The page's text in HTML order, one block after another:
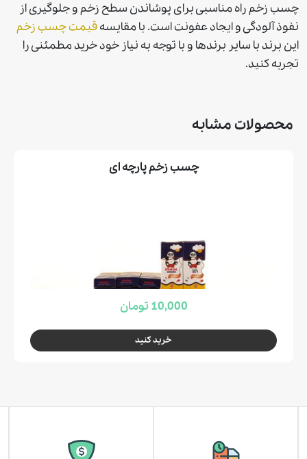
چسب زخم راه مناسبی برای پوشاندن سطح زخم و جلوگيری از
نفوذ آلودگی و ايجاد عفونت است. با مقايسهقيمت چسب زخم
اين برند با ساير برندها و با توجه به نياز خود خريد مطمئنی را
تجربه كنيد.
محصولات مشابه
چسب زخم پارچه ای
10,000 تومان
خرید کنید